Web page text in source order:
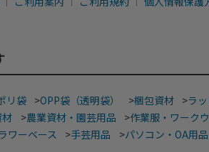
リ袋 >OPP袋（透明袋） >梱包資材 >ラ
>農業資材・園芸用品 >作業服・ワーク
ワーベース >手芸用品 >パソコン・OA用品